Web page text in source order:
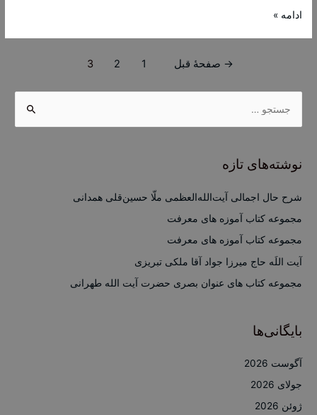
ومجموعه
ادامه »
نوشته‌ها
→ صفحهٔ قبل 1
2
3
ب
نوشته‌های تازه
شرح حال اجمالی آیت‌الله‌العظمی ملّا حسین‌قلی همدانی
مجموعه کتاب آموزه های معرفت
مجموعه کتاب آموزه های معرفت
آیت اللَه حاج میرزا جواد آقا ملکی تبریزی
مجموعه کتاب های عنوان بصری حضرت آیت الله طهرانی
بایگانی‌ها
آگوست 2026
جولای 2026
ژوئن 2026